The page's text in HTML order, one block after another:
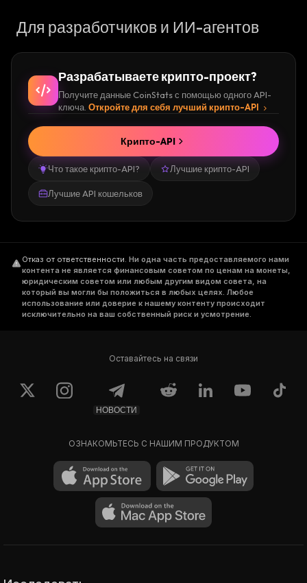
Для разработчиков и ИИ-агентов
Разрабатываете крипто-проект?
Получите данные CoinStats с помощью одного API-
ключа. Откройте для себя лучший крипто-API
Что такое крипто-API? Лучшие крипто-API
Лучшие API кошельков
Крипто-API
Отказ от ответственности. Ни одна часть предоставляемого нами
контента не является финансовым советом по ценам на монеты,
юридическим советом или любым другим видом совета, на
который вы могли бы положиться в любых целях. Любое
использование или доверие к нашему контенту происходит
исключительно на ваш собственный риск и усмотрение.
Оставайтесь на связи
НОВОСТИ
ОЗНАКОМЬТЕСЬ С НАШИМ ПРОДУКТОМ